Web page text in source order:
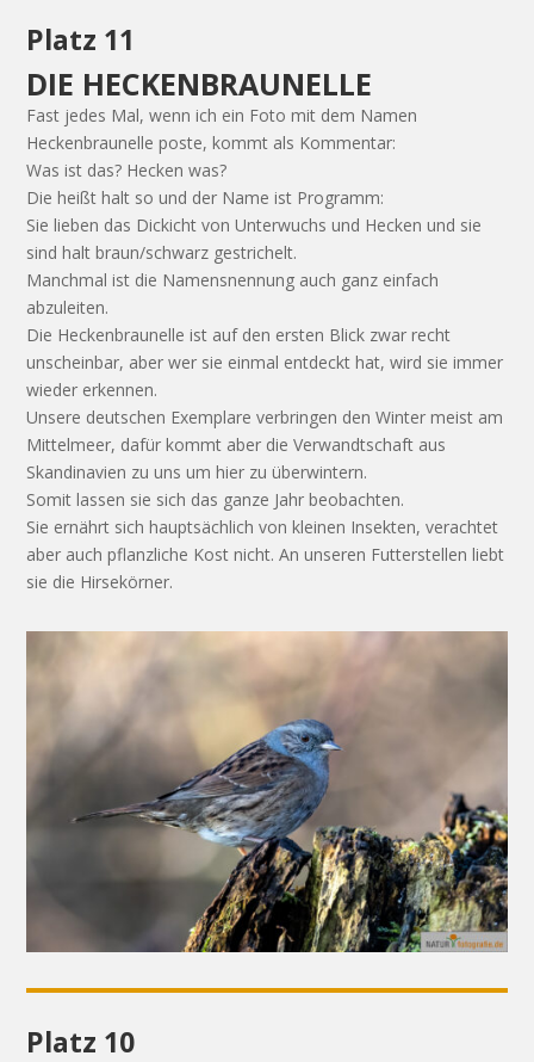
Platz 11
DIE HECKENBRAUNELLE
Fast jedes Mal, wenn ich ein Foto mit dem Namen
Heckenbraunelle poste, kommt als Kommentar:
Was ist das? Hecken was?
Die heißt halt so und der Name ist Programm:
Sie lieben das Dickicht von Unterwuchs und Hecken und sie
sind halt braun/schwarz gestrichelt.
Manchmal ist die Namensnennung auch ganz einfach
abzuleiten.
Die Heckenbraunelle ist auf den ersten Blick zwar recht
unscheinbar, aber wer sie einmal entdeckt hat, wird sie immer
wieder erkennen.
Unsere deutschen Exemplare verbringen den Winter meist am
Mittelmeer, dafür kommt aber die Verwandtschaft aus
Skandinavien zu uns um hier zu überwintern.
Somit lassen sie sich das ganze Jahr beobachten.
Sie ernährt sich hauptsächlich von kleinen Insekten, verachtet
aber auch pflanzliche Kost nicht. An unseren Futterstellen liebt
sie die Hirsekörner.
Platz 10